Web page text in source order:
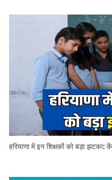
हरियाणा में इन शिक्षकों को बड़ा झटका: